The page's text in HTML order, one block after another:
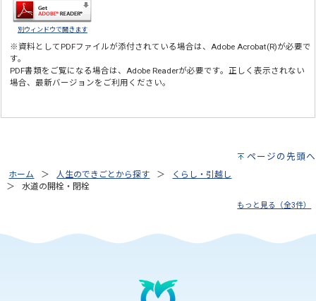
別ウィンドウで開きます
※資料としてPDFファイルが添付されている場合は、Adobe Acrobat(R)が必要で
す。
PDF書類をご覧になる場合は、Adobe Readerが必要です。正しく表示されない
場合、最新バージョンをご利用ください。
ページの先頭へ
ホーム 人生のできごとから探す
くらし・引越し
水道の開栓・閉栓
もっと見る（全3件）